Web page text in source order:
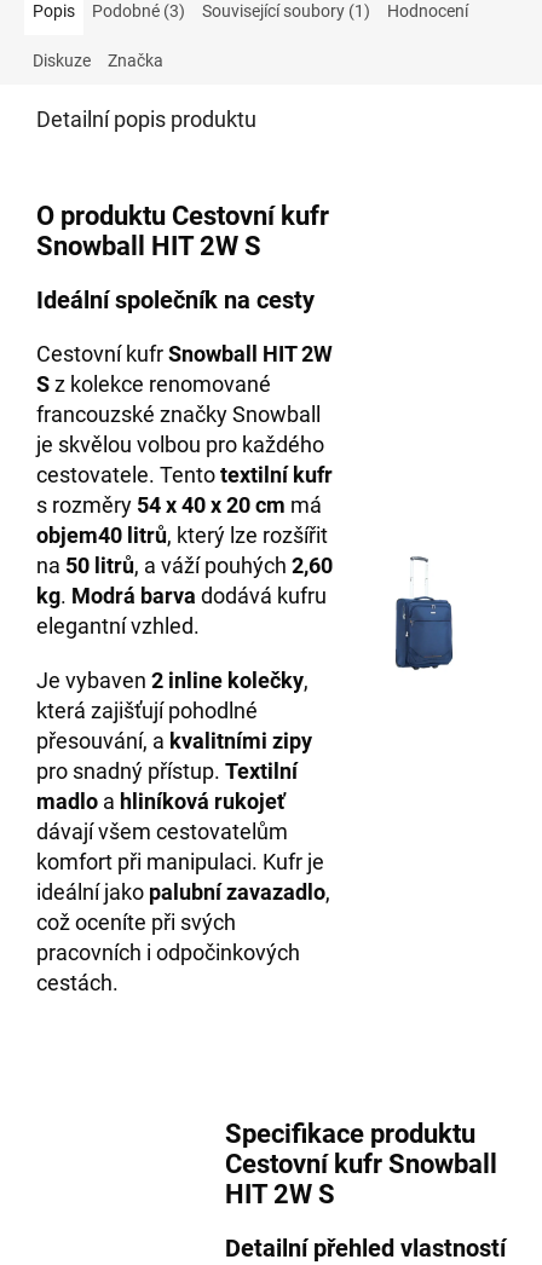
Popis Podobné (3) Související soubory (1) Hodnocení
Diskuze Značka
Detailní popis produktu
O produktu Cestovní kufr
Snowball HIT 2W S
Ideální společník na cesty
Cestovní kufrSnowball HIT 2W
Sz kolekce renomované
francouzské značky Snowball
je skvělou volbou pro každého
cestovatele. Tentotextilní kufr
s rozměry 54 x 40 x 20 cm má
objem40 litrů, který lze rozšířit
na 50 litrů, a váží pouhých 2,60
kg. Modrá barva dodává kufru
elegantní vzhled.
Je vybaven 2 inline kolečky,
která zajišťují pohodlné
přesouvání, a kvalitními zipy
pro snadný přístup. Textilní
madlo a hliníková rukojeť
dávají všem cestovatelům
komfort při manipulaci. Kufr je
ideální jako palubní zavazadlo,
což oceníte při svých
pracovních i odpočinkových
cestách.
Specifikace produktu
Cestovní kufr Snowball
HIT 2W S
Detailní přehled vlastností